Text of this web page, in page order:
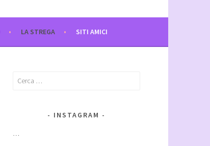
LA STREGA SITI AMICI
Ricerca
INSTAGRAM
…